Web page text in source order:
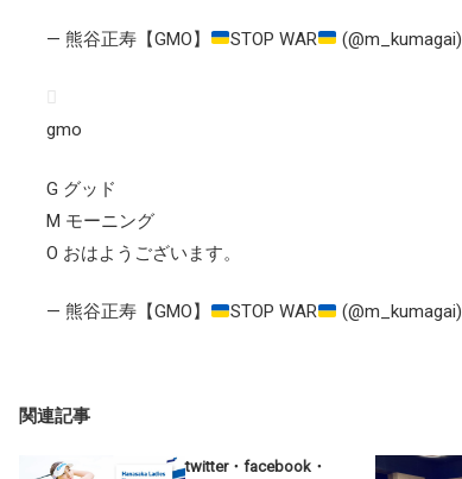
— 熊谷正寿【GMO】 STOP WAR (@m_kumagai)
gmo
G グッド
M モーニング
O おはようございます。
— 熊谷正寿【GMO】 STOP WAR (@m_kumagai)
関連記事
twitter・facebook・